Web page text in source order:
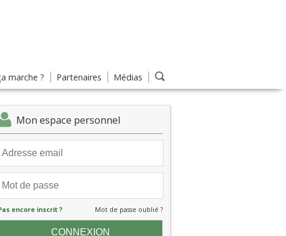
marche ? Partenaires Médias
Mon espace personnel
encore inscrit ? Mot de passe oublié ?